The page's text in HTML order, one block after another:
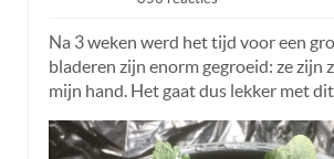
Na 3 weken werd het tijd voor een
bladeren zijn enorm gegroeid: ze zijn
mijn hand. Het gaat dus lekker met